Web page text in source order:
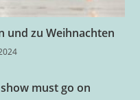
und zu Weihnachten
must go on